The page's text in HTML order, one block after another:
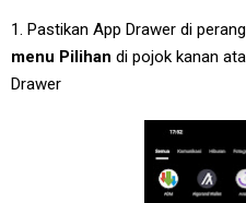
1. Pastikan App Drawer di
menu Pilihan di pojok kanan
Drawer